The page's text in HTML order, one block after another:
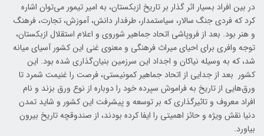
در بین افراد بسیار اثر گذار بر تاریخ ازبکستان، به امیر تیمور می‌توان اشاره
کرد که فردی جنگ سالار، سیاستمدار، طرفدار دانش، آموزش، تجارت، فرهنگ
و هنر بود. بعد از فروپاشی اتحاد جماهیر شوروی و اعلام استقلال ازبکستان،
توجه وافری برای احیای میراث فرهنگی و معنوی غنی این کشور آسیای میانه
شد، که به وسیله نیاکان و اجداد این سرزمین بنیان‌گذاری شده بود. این
کشور بعد از جدایی از اتحاد جماهیر کمونیستی، فرصت را غنیمت شمرد تا
ورق‌هایی از تاریخ به فراموش سپرده خود را دوباره از نوع ورق بزند و نام
افراد معروف و تاثیرگذاری که بر توسعه و پیشرفت این کشور و شاید تمدن
دنیا نقش ویژه و حائز اهمیتی را ایفا کرده بودند، از صندوقچه تاریخ بیرون
بیاورد.